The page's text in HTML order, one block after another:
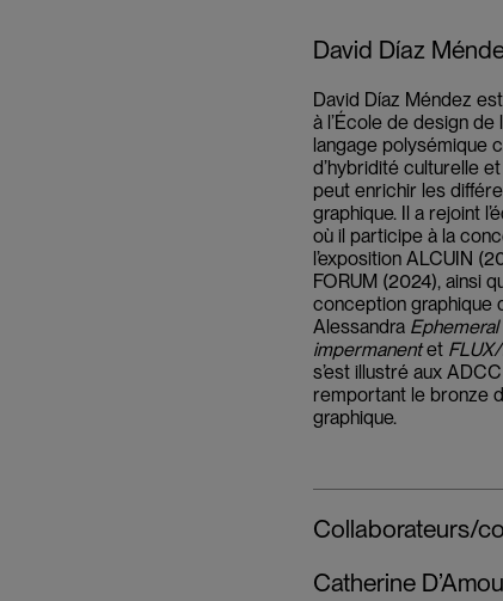
David Díaz
David Díaz Méndez
à l’École de design de
langage polysémique
d’hybridité culturelle
peut enrichir les
graphique. Il a rejoint
où il participe à la
l’exposition ALCUIN
FORUM (2024), ainsi
conception graphique
Alessandra
impermanentet
s’est illustré aux
remportant le bronze
graphique.
Collaborateurs/
Catherine